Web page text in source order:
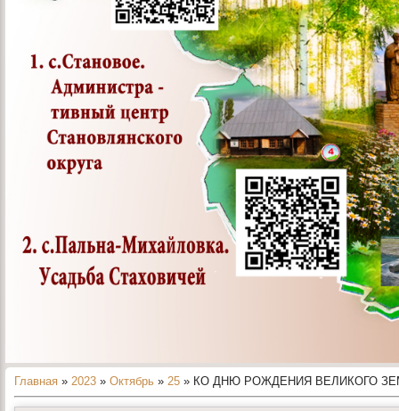
Главная » 2023 » Октябрь » 25 » КО ДНЮ РОЖДЕНИЯ ВЕЛИКОГО